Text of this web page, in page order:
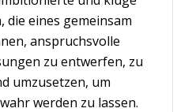
die eines gemeinsam
anspruchsvolle
zu entwerfen, zu
umzusetzen, um
werden zu lassen.